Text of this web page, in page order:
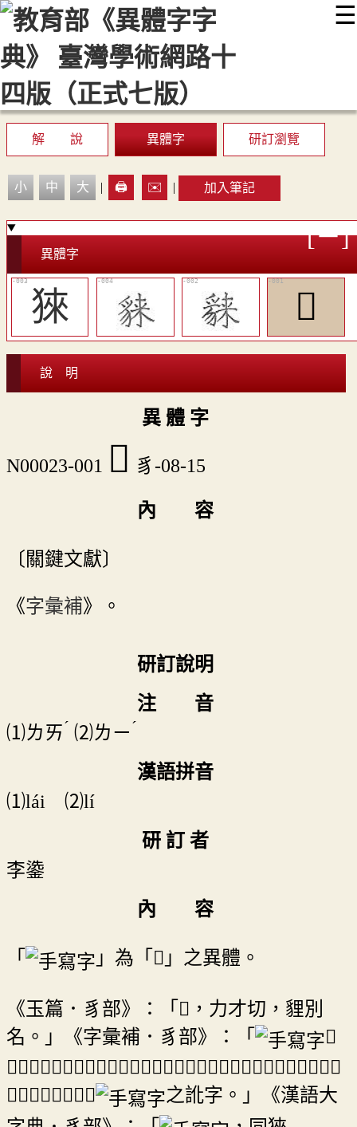
☰
::: 最新消息 常見問題 編輯說明
顯示模式
網站導覽
解 說 異體字 研訂瀏覽
小 中 大 | 🖨️ ✉️ | 加入筆記
異體字
猍 𧳥
說 明
異 體 字
N00023-001 𧳥 豸-08-15
內 容
〔關鍵文獻〕
《字彙補》。
研訂說明
注 音
⑴ㄌㄞˊ ⑵ㄌㄧˊ
漢語拼音
⑴lái ⑵lí
研 訂 者
李鍌
內 容
「 」為「𧳟」之異體。
《玉篇．豸部》：「𧳟，力才切，貍別
名。」《字彙補．豸部》：「
，
𧳟字之訛。」《康熙字典．備考．豸部》、《中文大辭典．豸部》並
引《字彙補》云「
之訛字。」《漢語大